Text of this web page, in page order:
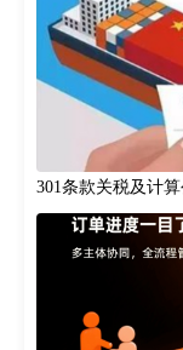
301条款关税‌及计